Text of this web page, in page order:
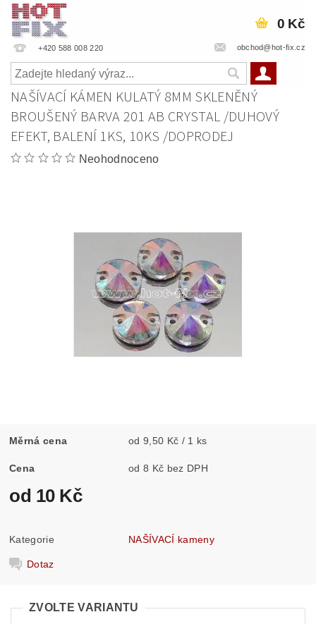
+420 588 008 220 obchod@hot-fix.cz
0 Kč
NAŠÍVACÍ KÁMEN KULATÝ 8MM SKLENĚNÝ
BROUŠENÝ BARVA 201 AB CRYSTAL /DUHOVÝ
EFEKT, BALENÍ 1KS, 10KS /DOPRODEJ
Neohodnoceno
Měrná cena od 9,50 Kč / 1 ks
Cena od 8 Kč bez DPH
od 10 Kč
Kategorie NAŠÍVACÍ kameny
Dotaz
ZVOLTE VARIANTU